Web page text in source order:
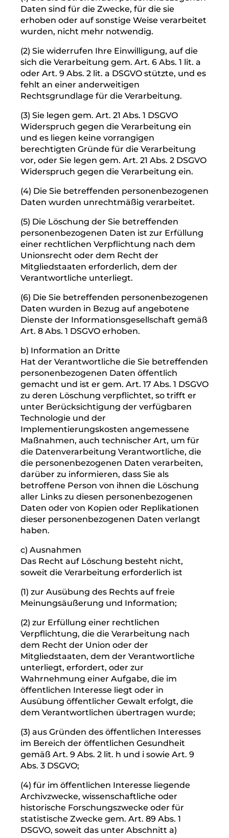
eingeschränkt, werden Sie von dem
Verantwortlichen unterrichtet bevor die
Einschränkung aufgehoben wird.
4. Recht auf Löschung
a) Löschungspflicht
Sie können von dem Verantwortlichen
verlangen, dass die Sie betreffenden
personenbezogenen Daten unverzüglich
verpflichtet, diese Daten unverzüglich zu
löschen, sofern einer der folgenden Gründe
zutrifft:
(1) Die Sie betreffenden personenbezogenen
Daten sind für die Zwecke, für die sie
wurden, nicht mehr notwendig.
sich die Verarbeitung gem. Art. 6 Abs. 1 lit. a
oder Art. 9 Abs. 2 lit. a DSGVO stützte, und es
fehlt an einer anderweitigen
Rechtsgrundlage für die Verarbeitung.
(3) Sie legen gem. Art. 21 Abs. 1 DSGVO
und es liegen keine vorrangigen
berechtigten Gründe für die Verarbeitung
vor, oder Sie legen gem. Art. 21 Abs. 2 DSGVO
Widerspruch gegen die Verarbeitung ein.
(4) Die Sie betreffenden personenbezogenen
Daten wurden unrechtmäßig verarbeitet.
(5) Die Löschung der Sie betreffenden
personenbezogenen Daten ist zur Erfüllung
einer rechtlichen Verpflichtung nach dem
Unionsrecht oder dem Recht der
Mitgliedstaaten erforderlich, dem der
Verantwortliche unterliegt.
(6) Die Sie betreffenden personenbezogenen
Daten wurden in Bezug auf angebotene
Dienste der Informationsgesellschaft gemäß
Art. 8 Abs. 1 DSGVO erhoben.
b) Information an Dritte
Hat der Verantwortliche die Sie betreffenden
personenbezogenen Daten öffentlich
gemacht und ist er gem. Art. 17 Abs. 1 DSGVO
zu deren Löschung verpflichtet, so trifft er
unter Berücksichtigung der verfügbaren
Implementierungskosten angemessene
Maßnahmen, auch technischer Art, um für
die personenbezogenen Daten verarbeiten,
darüber zu informieren, dass Sie als
betroffene Person von ihnen die Löschung
aller Links zu diesen personenbezogenen
Daten oder von Kopien oder Replikationen
dieser personenbezogenen Daten verlangt
haben.
c) Ausnahmen
soweit die Verarbeitung erforderlich ist
(1) zur Ausübung des Rechts auf freie
Meinungsäußerung und Information;
(2) zur Erfüllung einer rechtlichen
Verpflichtung, die die Verarbeitung nach
dem Recht der Union oder der
Mitgliedstaaten, dem der Verantwortliche
unterliegt, erfordert, oder zur